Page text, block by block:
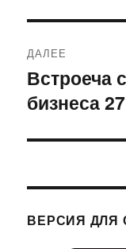
ДАЛЕЕ
Следующая
запись:
Встроеча
бизнеса
ВЕРСИЯ